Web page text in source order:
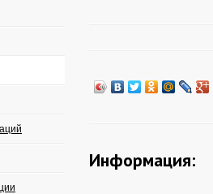
Информация: